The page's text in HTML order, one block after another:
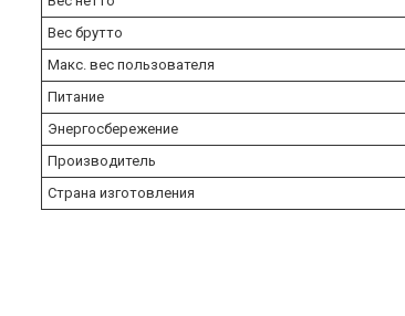
Вес брутто
Макс. вес пользователя
Питание
Энергосбережение
Производитель
Страна изготовления